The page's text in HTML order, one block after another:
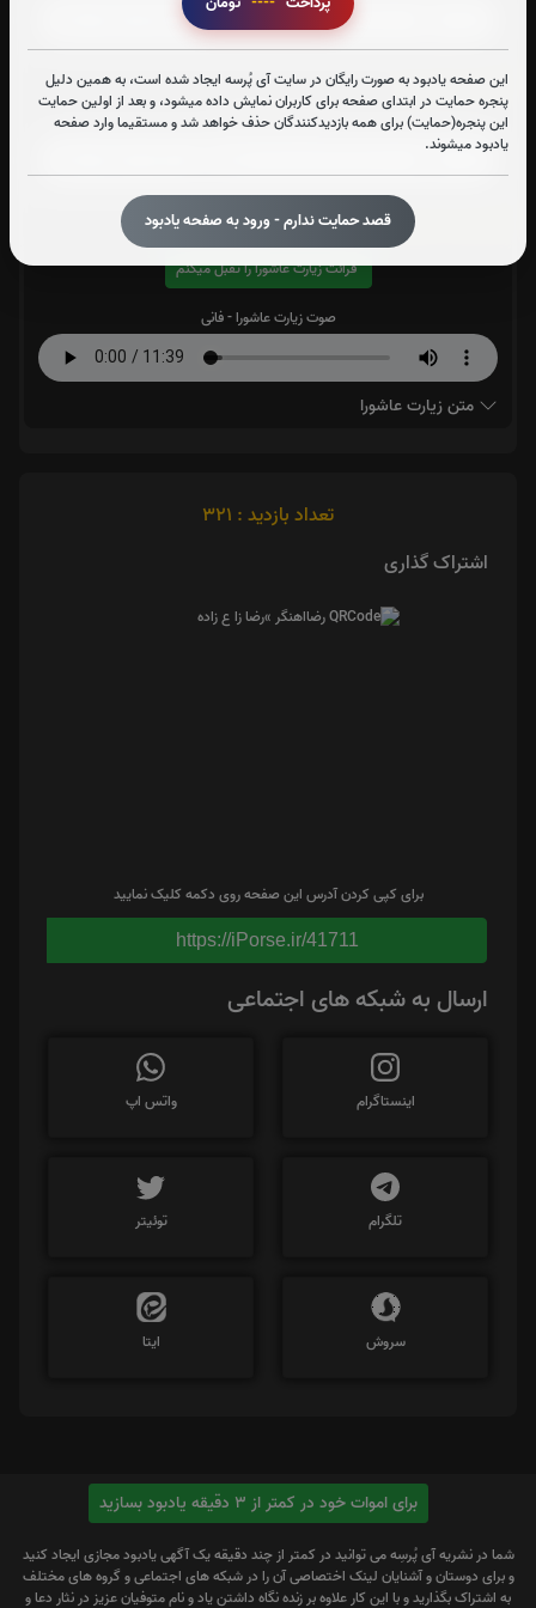
این صفحه یادبود به صورت رایگان در سایت آی پُرسه ایجاد شده است، به همین دلیل
پنجره حمایت در ابتدای صفحه برای کاربران نمایش داده میشود، و بعد از اولین حمایت
این پنجره(حمایت) برای همه بازدیدکنندگان حذف خواهد شد و مستقیما وارد صفحه
یادبود میشوند.
قصد حمایت ندارم - ورود به صفحه یادبود
آیت الکرسی:
صوت آیت الکرسی
زیارت عاشورا: 7بار
قرائت زیارت عاشورا را تقبل میکنم
صوت زیارت عاشورا - فانی
متن زیارت عاشورا
تعداد بازدید : 321
اشتراک گذاری
برای کپی کردن آدرس این صفحه روی دکمه کلیک نمایید
https://iPorse.ir/41711
ارسال به شبکه های اجتماعی
اینستاگرام واتس اپ
تلگرام توئیتر
سروش ایتا
برای اموات خود در کمتر از 3 دقیقه یادبود بسازید
شما در نشریه آی پُرسِه می توانید در کمتر از چند دقیقه یک آگهی یادبود مجازی ایجاد کنید
و برای دوستان و آشنایان لینک اختصاصی آن را در شبکه های اجتماعی و گروه های مختلف
به اشتراک بگذارید و با این کار علاوه بر زنده نگاه داشتن یاد و نام متوفیان عزیز در نثار دعا و